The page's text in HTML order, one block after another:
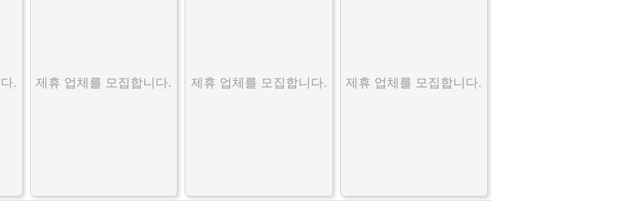
. 제휴 업체를 모집합니다. 제휴 업체를 모집합니다. 제휴 업체를 모집합니다.